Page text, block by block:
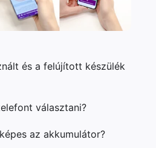
és a felújított készülék
választani?
az akkumulátor?